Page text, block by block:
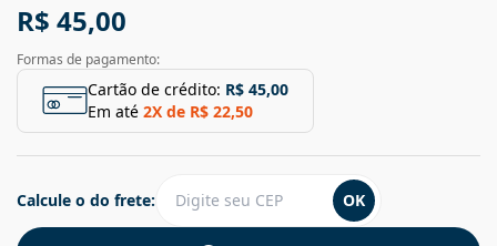
R$ 45,00
Formas de pagamento:
Cartão de crédito: R$ 45,00
Em até 2X de R$ 22,50
Calcule o do frete: OK